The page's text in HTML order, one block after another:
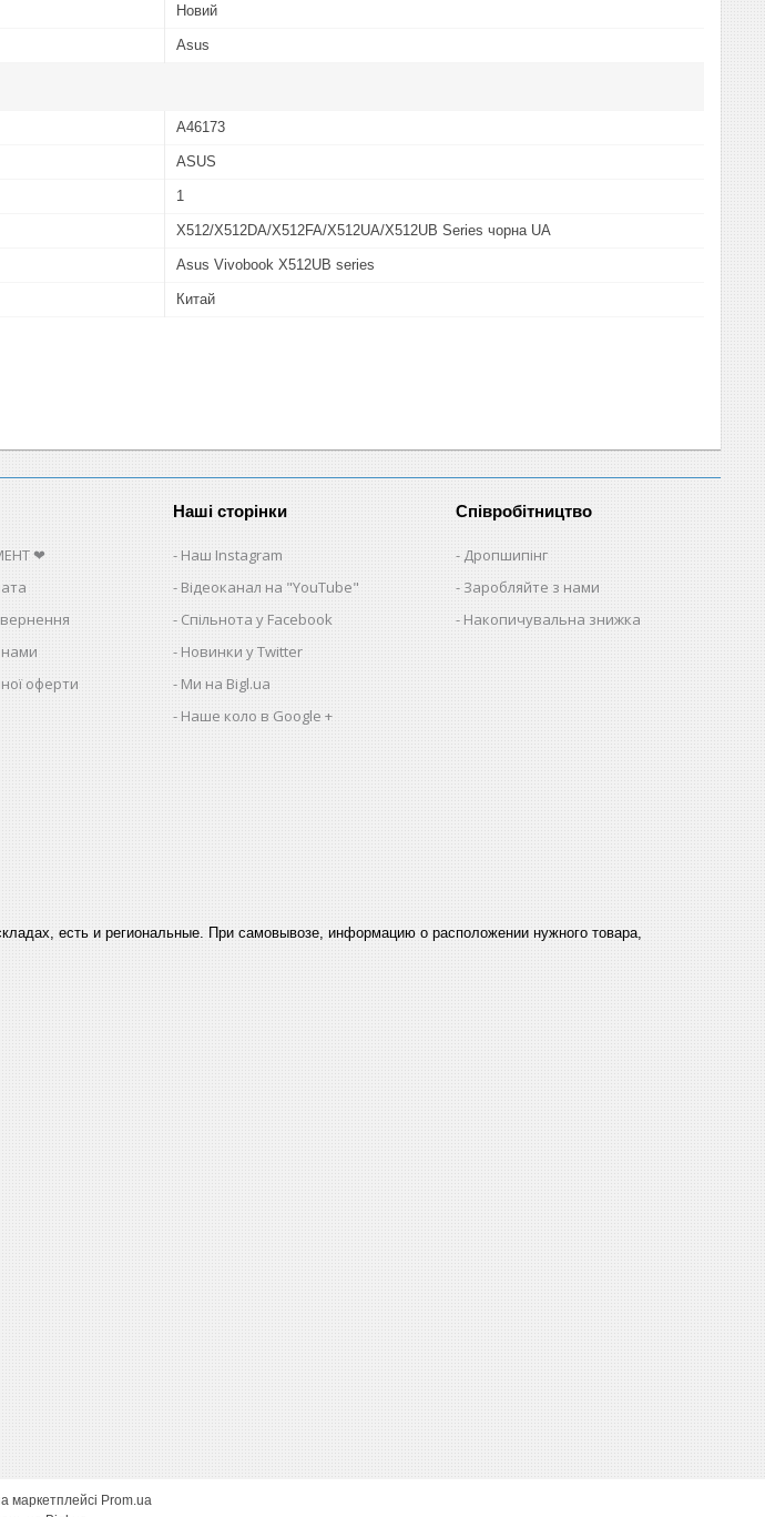
Новий
Asus
A46173
ASUS
1
X512/X512DA/X512FA/X512UA/X512UB Series чорна UA
Asus Vivobook X512UB series
Китай
❤
оферти
Наші сторінки
Наш Instagram
Відеоканал на "YouTube"
Спільнота у Facebook
Новинки у Twitter
Ми на Bigl.ua
Наше коло в Google +
Співробітництво
Дропшипінг
Заробляйте з нами
Накопичувальна знижка
есть и региональные. При самовывозе, информацию о расположении нужного товара,
маркетплейсі Prom.ua